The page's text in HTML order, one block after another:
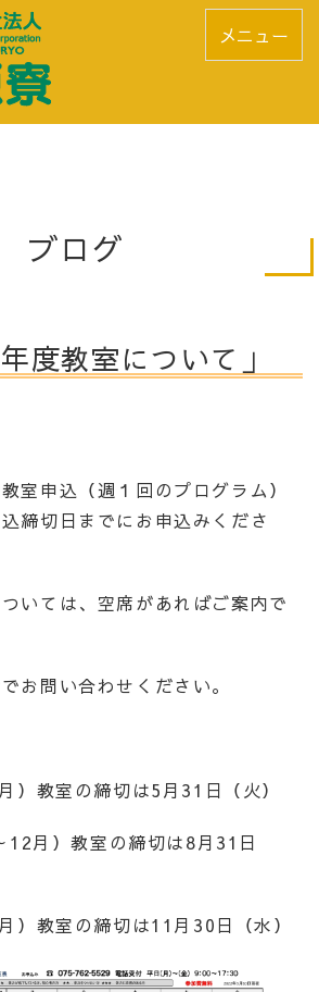
メニュー
ブログ
度教室について」
室申込（週１回のプログラム）
締切日までにお申込みくださ
いては、空席があればご案内で
お問い合わせください。
月）教室の締切は5月 31 日（火）
12月）教室の締切は8月 31 日
月）教室の締切は11 月 30日（水）